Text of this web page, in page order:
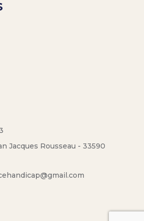
Jacques Rousseau - 33590